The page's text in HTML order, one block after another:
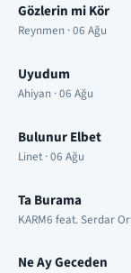
Gözlerin mi Kör
Reynmen · 06 Ağu
Uyudum
Ahiyan · 06 Ağu
Bulunur Elbet
Linet · 06 Ağu
Ta Burama
KARM6 feat. Serdar
Ne Ay Geceden